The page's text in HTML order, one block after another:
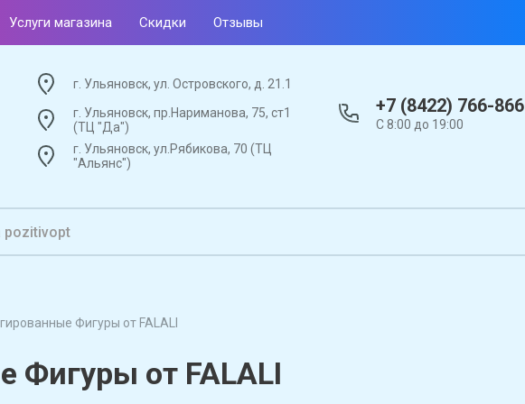
Услуги магазина Скидки Отзывы
г. Ульяновск, ул. Островского, д. 21.1
г. Ульяновск, пр.Нариманова, 75, ст1
(ТЦ "Да")
г. Ульяновск, ул.Рябикова, 70 (ТЦ
"Альянс")
+7 (8422) 766-866
С 8:00 до 19:00
Фигуры от FALALI
Фигуры от FALALI